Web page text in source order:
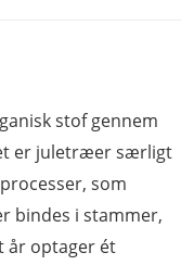
stof gennem
er juletræer særligt
som
bindes i stammer,
år optager ét